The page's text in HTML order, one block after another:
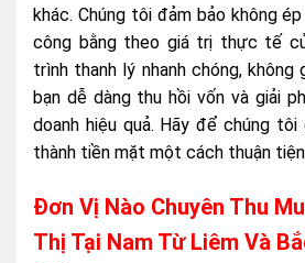
khác. Chúng tôi đảm bảo không
công bằng theo giá trị thực tế
trình thanh lý nhanh chóng, không
bạn dễ dàng thu hồi vốn và giải
doanh hiệu quả. Hãy để chúng
thành tiền mặt một cách thuận
Đơn Vị Nào Chuyên Thu
Thị Tại Nam Từ Liêm Và